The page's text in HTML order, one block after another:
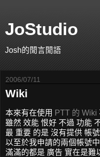
JoStudio
Josh的閒言閒語
2006/07/11
Wiki
本來有在使用 PTT 的 Wiki
雖然 效能 恨好 不過 功能
最 重要 的是 沒有提供 帳
以至於我申請的兩個帳號
滿滿的都是 廣告 實在是難